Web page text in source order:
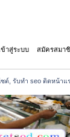
ข้าสู่ระบบ สมัครสมา
ต์, รับทำ seo ติดหน้าแ